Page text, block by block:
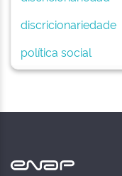
discricionariedade
política social